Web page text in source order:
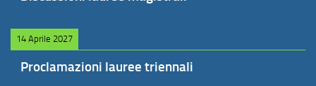
14 Aprile 2027
Proclamazioni lauree triennali